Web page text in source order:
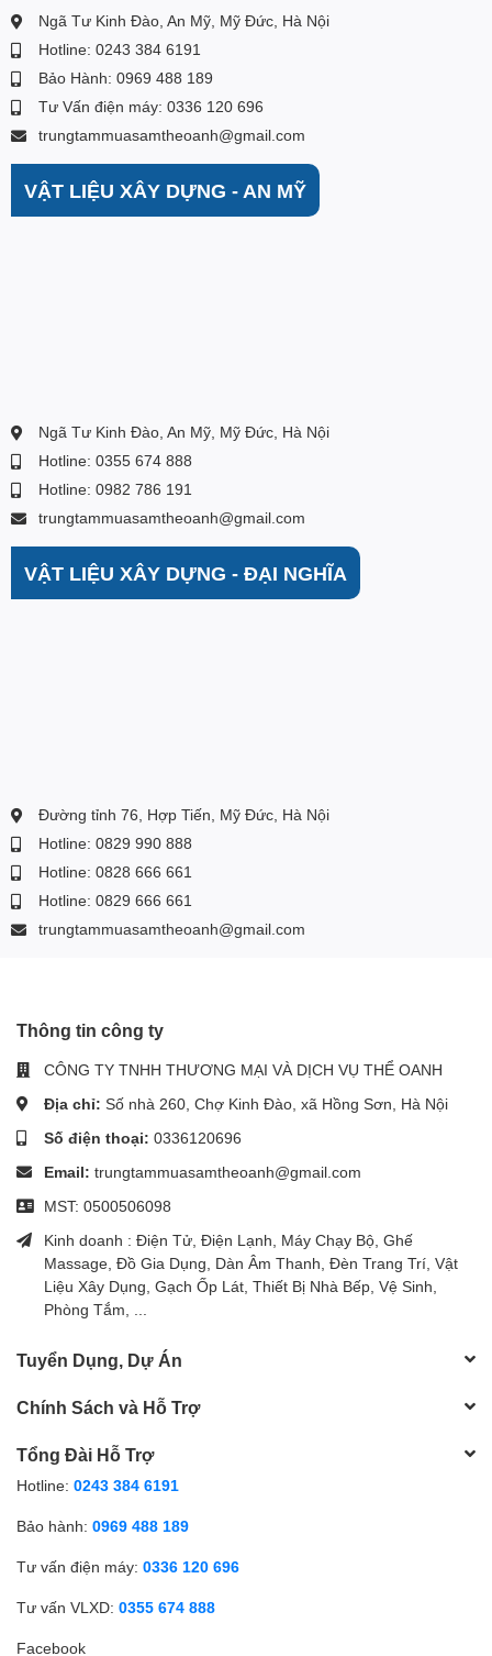
Ngã Tư Kinh Đào, An Mỹ, Mỹ Đức, Hà Nội
Hotline: 0243 384 6191
Bảo Hành: 0969 488 189
Tư Vấn điện máy: 0336 120 696
trungtammuasamtheoanh@gmail.com
VẬT LIỆU XÂY DỰNG - AN MỸ
Ngã Tư Kinh Đào, An Mỹ, Mỹ Đức, Hà Nội
Hotline: 0355 674 888
Hotline: 0982 786 191
trungtammuasamtheoanh@gmail.com
VẬT LIỆU XÂY DỰNG - ĐẠI NGHĨA
Đường tỉnh 76, Hợp Tiến, Mỹ Đức, Hà Nội
Hotline: 0829 990 888
Hotline: 0828 666 661
Hotline: 0829 666 661
trungtammuasamtheoanh@gmail.com
Thông tin công ty
CÔNG TY TNHH THƯƠNG MẠI VÀ DỊCH VỤ THỂ OANH
Địa chỉ: Số nhà 260, Chợ Kinh Đào, xã Hồng Sơn, Hà Nội
Số điện thoại: 0336120696
Email: trungtammuasamtheoanh@gmail.com
MST: 0500506098
Kinh doanh : Điện Tử, Điện Lạnh, Máy Chạy Bộ, Ghế
Massage, Đồ Gia Dụng, Dàn Âm Thanh, Đèn Trang Trí, Vật
Liệu Xây Dụng, Gạch Ốp Lát, Thiết Bị Nhà Bếp, Vệ Sinh,
Phòng Tắm, ...
Tuyển Dụng, Dự Án
Chính Sách và Hỗ Trợ
Tổng Đài Hỗ Trợ
Hotline: 0243 384 6191
Bảo hành: 0969 488 189
Tư vấn điện máy: 0336 120 696
Tư vấn VLXD: 0355 674 888
Facebook